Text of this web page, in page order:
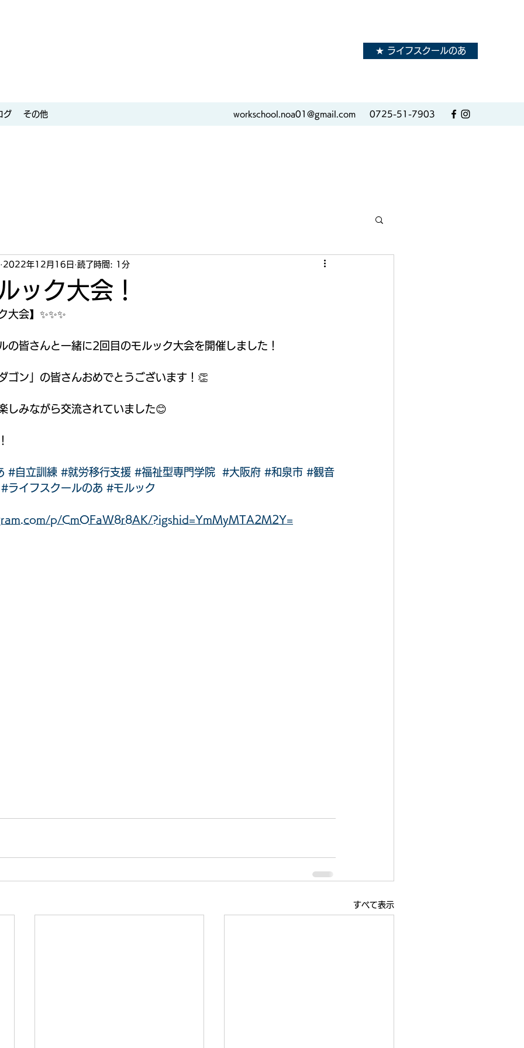
★ ライフスクールのあ
グ その他 workschool.noa01@gmail.com 0725-51-7903
ック大会！
2022年12月16日 読了時間: 1分
大会】✨✨✨
の皆さんと一緒に2回目のモルック大会を開催しました！
ゴン」の皆さんおめでとうございます！👏
しみながら交流されていました😊
#自立訓練 #就労移行支援 #福祉型専門学院 #大阪府 #和泉市 #観音
#ライフスクールのあ #モルック
p/CmOFaW8r8AK/?igshid=YmMyMTA2M2Y=
すべて表示